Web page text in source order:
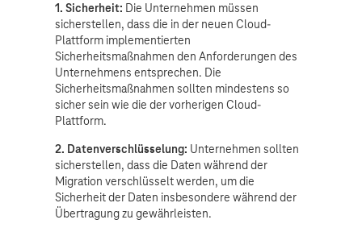
1. Sicherheit: Die Unternehmen müssen
sicherstellen, dass die in der neuen Cloud-
Plattform implementierten
Sicherheitsmaßnahmen den Anforderungen des
Unternehmens entsprechen. Die
Sicherheitsmaßnahmen sollten mindestens so
sicher sein wie die der vorherigen Cloud-
Plattform.
2. Datenverschlüsselung: Unternehmen sollten
sicherstellen, dass die Daten während der
Migration verschlüsselt werden, um die
Sicherheit der Daten insbesondere während der
Übertragung zu gewährleisten.